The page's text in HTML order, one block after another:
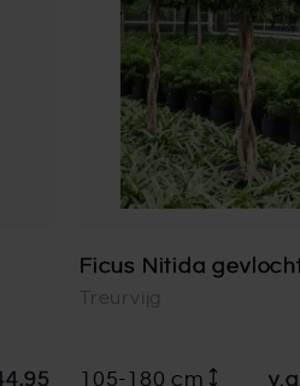
Ficus Nitida
Treurvijg
105-180 cm